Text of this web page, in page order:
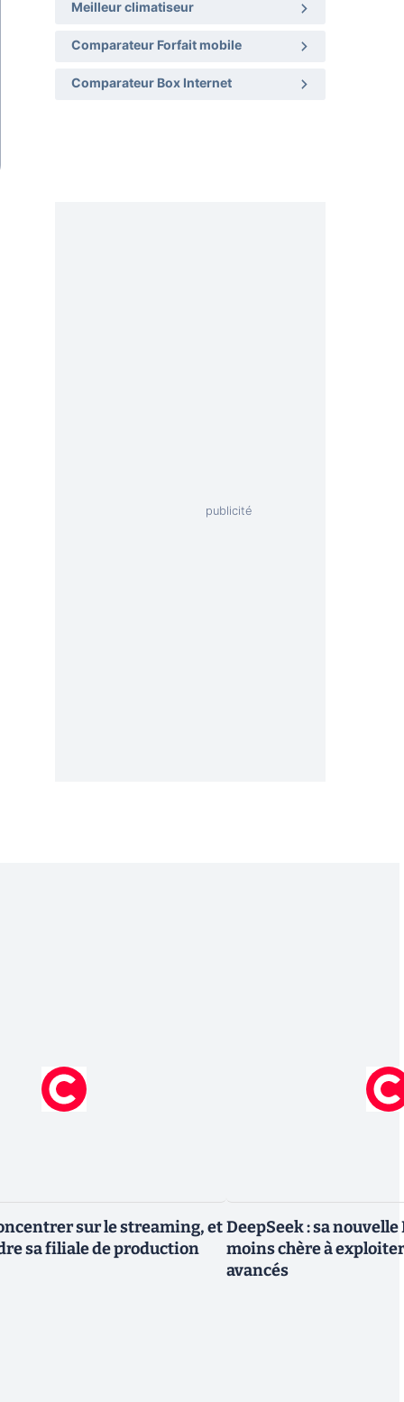
Meilleur climatiseur
Comparateur Forfait mobile
Comparateur Box Internet
sur le streaming, et
sa filiale de production
DeepSeek : sa
moins chère à
avancés